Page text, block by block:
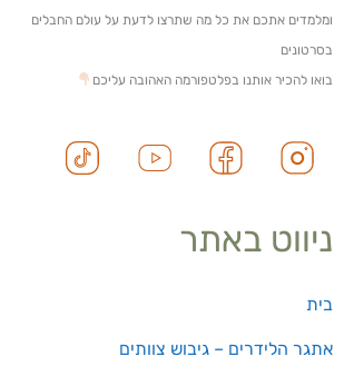
ומלמדים אתכם את כל מה שתרצו לדעת על עולם החבלים
בסרטונים
בואו להכיר אותנו בפלטפורמה האהובה עליכם
ניווט באתר
בית
אתגר הלידרים – גיבוש צוותים